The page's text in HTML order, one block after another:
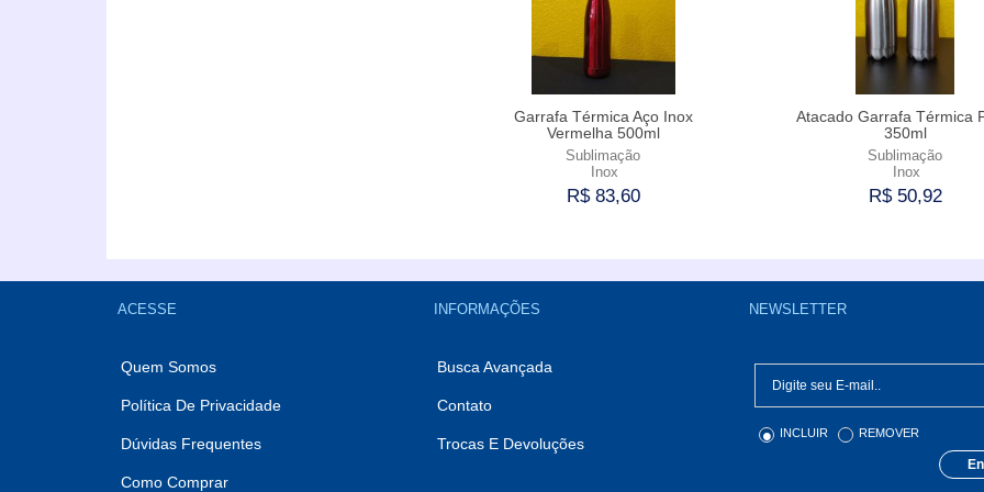
Garrafa Térmica Aço Inox
Vermelha 500ml
Sublimação
Inox
R$ 83,60
Atacado Garrafa Térmica
350ml
Sublimação
Inox
R$ 50,92
ACESSE
Quem Somos
Política De Privacidade
Dúvidas Frequentes
Como Comprar
INFORMAÇÕES
Busca Avançada
Contato
Trocas E Devoluções
NEWSLETTER
INCLUIR REMOVER